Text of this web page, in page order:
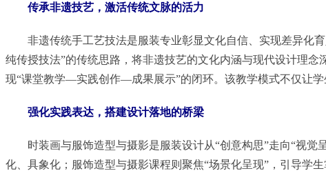
传承非遗技艺，激活传统文脉的活力
非遗传统手工艺技法是服装专业彰显文化自信、实现差异化
纯传授技法”的传统思路，将非遗技艺的文化内涵与现代设计理念
现“课堂教学—实践创作—成果展示”的闭环。该教学模式不仅让学
强化实践表达，搭建设计落地的桥梁
时装画与服饰造型与摄影是服装设计从“创意构思”走向“视
化、具象化；服饰造型与摄影课程则聚焦“场景化呈现”，引导学